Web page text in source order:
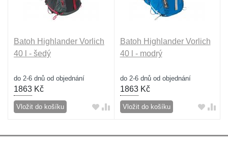
Batoh Highlander Vorlich
40 l - šedý
do 2-6 dnů od objednání
1863 Kč
Vložit do košíku
Batoh Highlander Vorlich
40 l - modrý
do 2-6 dnů od objednání
1863Kč
Vložit do košíku